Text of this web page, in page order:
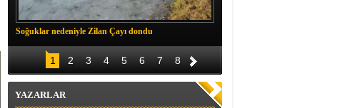
Soğuklar nedeniyle Zilan Çayı dondu
1 2 3 4 5 6 7 8
YAZARLAR